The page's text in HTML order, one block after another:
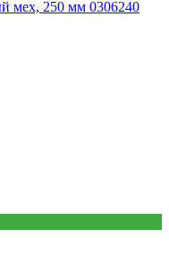
мех, 250 мм 0306240